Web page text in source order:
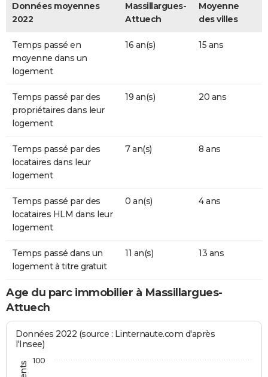
Données moyennes
2022
Massillargues-
Attuech
Moyenne
des villes
Temps passé en
moyenne dans un
logement
16 an(s) 15 ans
Temps passé par des
propriétaires dans leur
logement
19 an(s) 20 ans
Temps passé par des
locataires dans leur
logement
7 an(s) 8 ans
Temps passé par des
locataires HLM dans leur
logement
0 an(s) 4 ans
Temps passé dans un
logement à titre gratuit
11 an(s) 13 ans
Age du parc immobilier à Massillargues-
Attuech
Données 2022 (source : Linternaute.com d'après
l'Insee)
100